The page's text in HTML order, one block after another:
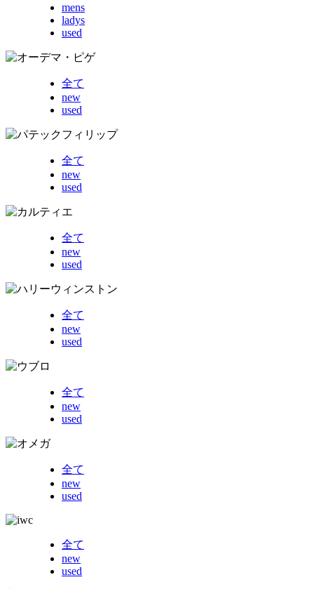
mens
ladys
used
全て
new
used
全て
new
used
全て
new
used
全て
new
used
全て
new
used
全て
new
used
全て
new
used